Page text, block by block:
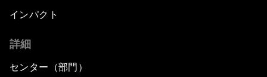
インパクト
詳細
センター（部門）